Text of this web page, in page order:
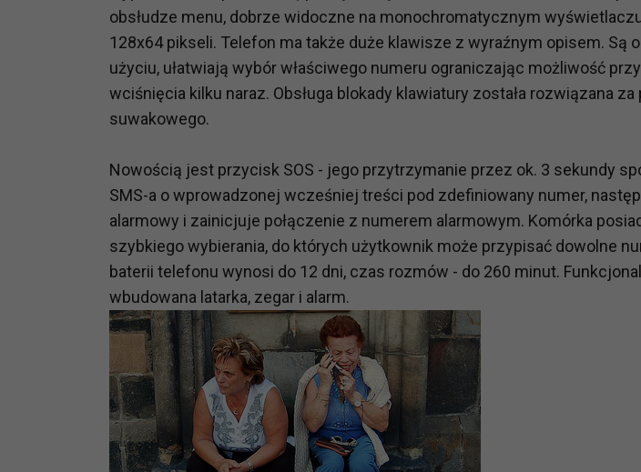
obsłudze menu, dobrze widoczne na monochromatycznym
128x64 pikseli. Telefon ma także duże klawisze z wyraźnym opisem. Są
użyciu, ułatwiają wybór właściwego numeru ograniczając możliwość
wciśnięcia kilku naraz. Obsługa blokady klawiatury została rozwiązana
suwakowego.
Nowością jest przycisk SOS - jego przytrzymanie przez ok. 3 sekundy
SMS-a o wprowadzonej wcześniej treści pod zdefiniowany numer,
alarmowy i zainicjuje połączenie z numerem alarmowym. Komórka
szybkiego wybierania, do których użytkownik może przypisać dowolne
baterii telefonu wynosi do 12 dni, czas rozmów - do 260 minut.
wbudowana latarka, zegar i alarm.